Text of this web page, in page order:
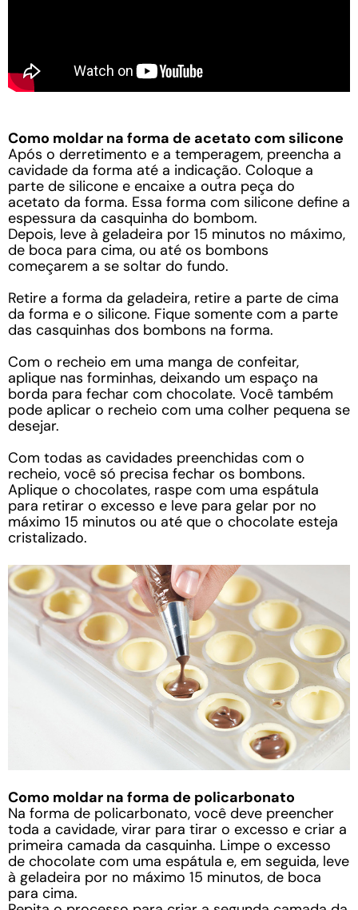
Como moldar na forma de acetato com silicone
Após o derretimento e a temperagem, preencha a
cavidade da forma até a indicação. Coloque a
parte de silicone e encaixe a outra peça do
acetato da forma. Essa forma com silicone define a
espessura da casquinha do bombom.
Depois, leve à geladeira por 15 minutos no máximo,
de boca para cima, ou até os bombons
começarem a se soltar do fundo.
Retire a forma da geladeira, retire a parte de cima
da forma e o silicone. Fique somente com a parte
das casquinhas dos bombons na forma.
Com o recheio em uma manga de confeitar,
aplique nas forminhas, deixando um espaço na
borda para fechar com chocolate. Você também
pode aplicar o recheio com uma colher pequena se
desejar.
Com todas as cavidades preenchidas com o
recheio, você só precisa fechar os bombons.
Aplique o chocolates, raspe com uma espátula
para retirar o excesso e leve para gelar por no
máximo 15 minutos ou até que o chocolate esteja
cristalizado.
Como moldar na forma de policarbonato
Na forma de policarbonato, você deve preencher
toda a cavidade, virar para tirar o excesso e criar a
primeira camada da casquinha. Limpe o excesso
de chocolate com uma espátula e, em seguida, leve
à geladeira por no máximo 15 minutos, de boca
para cima.